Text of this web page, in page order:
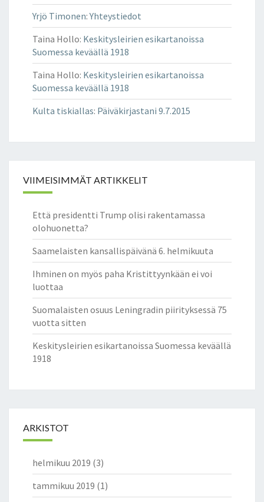
Yrjö Timonen:Yhteystiedot
Taina Hollo: Keskitysleirien esikartanoissa
Suomessa keväällä 1918
Taina Hollo: Keskitysleirien esikartanoissa
Suomessa keväällä 1918
Kulta tiskiallas: Päiväkirjastani 9.7.2015
VIIMEISIMMÄT ARTIKKELIT
Että presidentti Trump olisi rakentamassa
olohuonetta?
Saamelaisten kansallispäivänä 6. helmikuuta
Ihminen on myös paha Kristittyynkään ei voi
luottaa
Suomalaisten osuus Leningradin piirityksessä 75
vuotta sitten
Keskitysleirien esikartanoissa Suomessa keväällä
1918
ARKISTOT
helmikuu 2019 (3)
tammikuu 2019 (1)